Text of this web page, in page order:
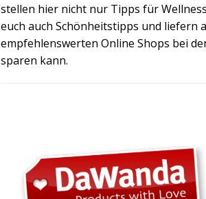
stellen hier nicht nur Tipps für
euch auch Schönheitstipps und liefern
empfehlenswerten Online Shops bei
sparen kann.